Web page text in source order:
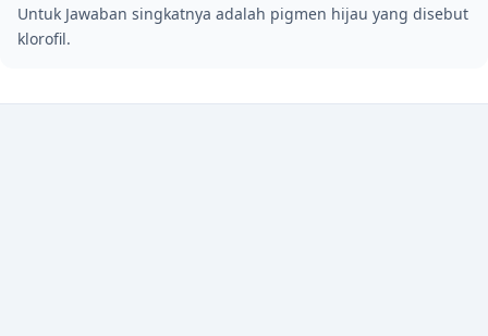
Untuk Jawaban singkatnya adalah pigmen hijau yang disebut
klorofil.